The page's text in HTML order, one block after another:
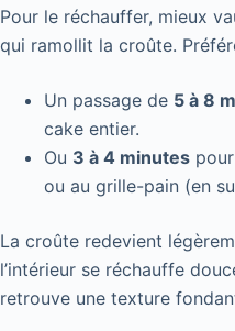
Pour le réchauffer, mieux
qui ramollit la croûte.
Un passage de 5 à 8
cake entier.
Ou 3 à 4 minutes
ou au grille-pain (en
La croûte redevient
l’intérieur se réchauffe
retrouve une texture